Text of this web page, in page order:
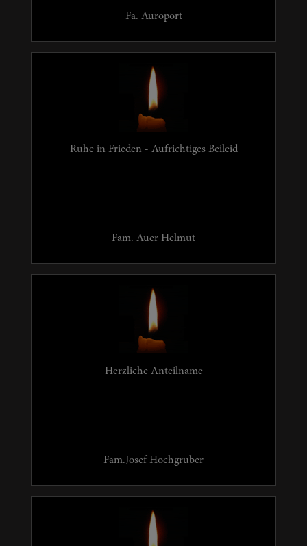
Fa. Auroport
Ruhe in Frieden - Aufrichtiges Beileid
Fam. Auer Helmut
Herzliche Anteilname
Fam.Josef Hochgruber